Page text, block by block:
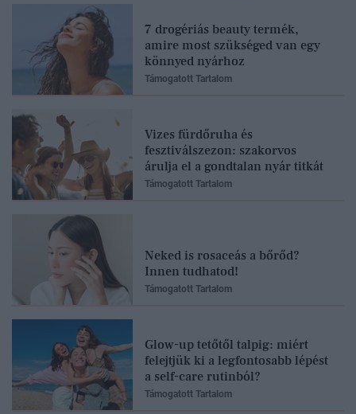
7 drogériás beauty termék,
amire most szükséged van egy
könnyed nyárhoz
Támogatott Tartalom
Vizes fürdőruha és
fesztiválszezon: szakorvos
árulja el a gondtalan nyár titkát
Támogatott Tartalom
Neked is rosaceás a bőrőd?
Innen tudhatod!
Támogatott Tartalom
Glow-up tetőtől talpig: miért
felejtjük ki a legfontosabb lépést
a self-care rutinból?
Támogatott Tartalom